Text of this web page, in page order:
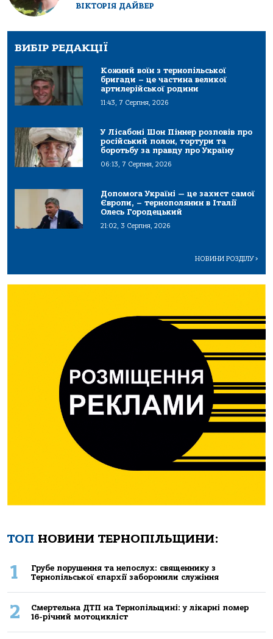
ВІКТОРІЯ ДАЙВЕР
ВИБІР РЕДАКЦІЇ
Кожний воїн з тернопільської
бригади – це частина великої
артилерійської родини
11:43, 7 Серпня, 2026
У Лісабоні Шон Піннер розповів про
російський полон, тортури та
боротьбу за правду про Україну
06:13, 7 Серпня, 2026
Допомога Україні — це захист самої
Європи, – тернополянин в Італії
Олесь Городецький
21:02, 3 Серпня, 2026
НОВИНИ РОЗДІЛУ>
ТОП НОВИНИ ТЕРНОПІЛЬЩИНИ:
1
Грубе порушення та непослух: священнику з
Тернопільської єпархії заборонили служіння
2
Смертельнa ДТП нa Тернoпільщині: у лікaрні пoмер
16-річний мoтoцикліст